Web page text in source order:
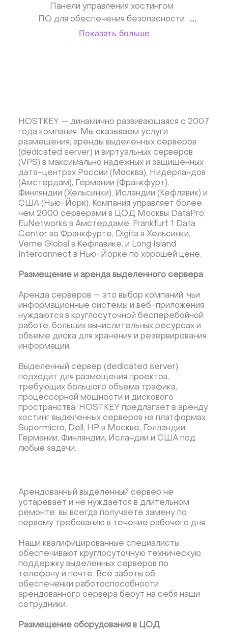
Выделенные серверы в США
VPS в США
Панели управления хостингом
ПО для обеспечения безопасности
Инструменты разработчика
Мессенджеры для бизнеса
Мониторинг
Cтримминг
Kubernetes CRM Игры
Показать больше
HOSTKEY — динамично развивающаяся с 2007
года компания. Мы оказываем услуги
размещения, аренды выделенных серверов
(dedicated server) и виртуальных серверов
(VPS) в максимально надежных и защищенных
дата-центрах России (Москва), Нидерландов
(Амстердам), Германии (Франкфурт),
Финляндии (Хельсинки), Исландии (Кефлавик) и
США (Нью-Йорк). Компания управляет более
чем 2000 серверами в ЦОД Москвы DataPro,
EuNetworks в Амстердаме, Frankfurt 1 Data
Center во Франкфурте, Digita в Хельсинки,
Verne Global в Кефлавике, и Long Island
Interconnect в Нью-Йорке по хорошей цене.
Размещение и аренда выделенного сервера
Аренда серверов — это выбор компаний, чьи
информационные системы и веб-приложения
нуждаются в круглосуточной бесперебойной
работе, больших вычислительных ресурсах и
объеме диска для хранения и резервирования
информации.
Выделенный сервер (dedicated server)
подходит для размещения проектов,
требующих большого объема трафика,
процессорной мощности и дискового
пространства. HOSTKEY предлагает в аренду
хостинг выделенных серверов на платформах
Supermicro, Dell, HP в Москве, Голландии,
Германии, Финляндии, Исландии и США под
любые задачи.
Арендованный выделенный сервер не
устаревает и не нуждается в длительном
ремонте: вы всегда получаете замену по
первому требованию в течение рабочего дня.
Наши квалифицированные специалисты
обеспечивают круглосуточную техническую
поддержку выделенных серверов по
телефону и почте. Все заботы об
обеспечении работоспособности
арендованного сервера берут на себя наши
сотрудники.
Размещение оборудования в ЦОД